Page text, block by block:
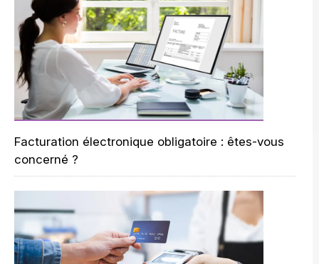
Facturation électronique obligatoire : êtes-vous
concerné ?